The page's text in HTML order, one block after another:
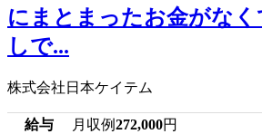
にまとまったお金がなく
しで...
株式会社日本ケイテム
給与 月収例272,000円